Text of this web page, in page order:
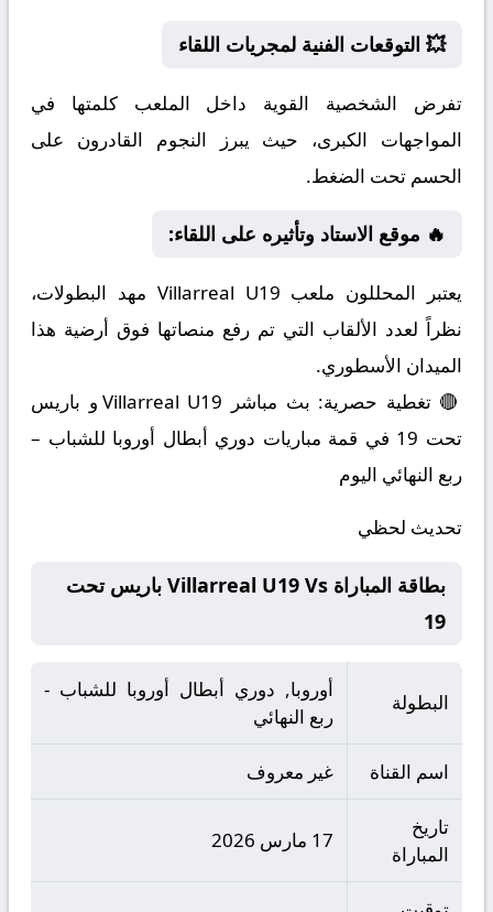
💥 التوقعات الفنية لمجريات اللقاء
تفرض الشخصية القوية داخل الملعب كلمتها في
المواجهات الكبرى، حيث يبرز النجوم القادرون على
الحسم تحت الضغط.
🔥 موقع الاستاد وتأثيره على اللقاء:
يعتبر المحللون ملعب Villarreal U19 مهد البطولات،
نظراً لعدد الألقاب التي تم رفع منصاتها فوق أرضية هذا
الميدان الأسطوري.
🔴 تغطية حصرية: بث مباشر Villarreal U19 و باريس
تحت 19 في قمة مباريات دوري أبطال أوروبا للشباب –
ربع النهائي اليوم
تحديث لحظي
بطاقة المباراة Villarreal U19 Vs باريس تحت
19
البطولة
أوروبا, دوري أبطال أوروبا للشباب -
ربع النهائي
اسم القناة غير معروف
تاريخ
المباراة
17 مارس 2026